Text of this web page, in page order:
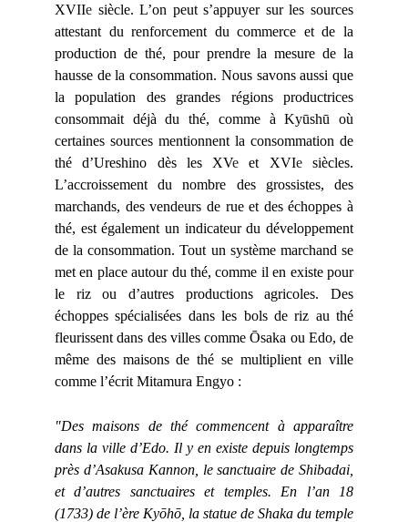
XVIIe siècle. L’on peut s’appuyer sur les sources
attestant du renforcement du commerce et de la
production de thé, pour prendre la mesure de la
hausse de la consommation. Nous savons aussi que
la population des grandes régions productrices
consommait déjà du thé, comme à Kyūshū où
certaines sources mentionnent la consommation de
thé d’Ureshino dès les XVe et XVIesiècles.
L’accroissement du nombre des grossistes, des
marchands, des vendeurs de rue et des échoppes à
thé, est également un indicateur du développement
de la consommation. Tout un système marchand se
met en place autour du thé, comme il en existe pour
le riz ou d’autres productions agricoles. Des
échoppes spécialisées dans les bols de riz au thé
fleurissent dans des villes comme Ōsaka ou Edo, de
même des maisons de thé se multiplient en ville
comme l’écrit Mitamura Engyo :
"Des maisons de thé commencent à apparaître
dans la ville d’Edo. Il y en existe depuis longtemps
près d’Asakusa Kannon, le sanctuaire de Shibadai,
et d’autres sanctuaires et temples. En l’an 18
(1733) de l’ère Kyōhō, la statue de Shaka du temple